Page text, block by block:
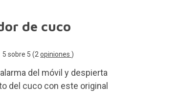
de cuco
5 sobre 5 (2 opiniones )
del móvil y despierta
del cuco con este original